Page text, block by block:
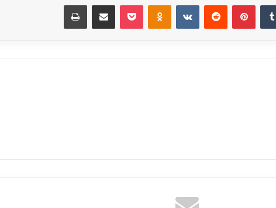
‏Tumblr بينتيريست ‏Reddit
‏VKontakte
Odnoklassniki بوكيت مشاركة عبر البريد طباعة